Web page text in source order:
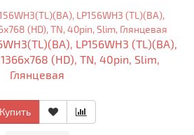
LP156WH3 (TL)(BA),
(HD), TN, 40pin, Slim,
Глянцевая
Купить